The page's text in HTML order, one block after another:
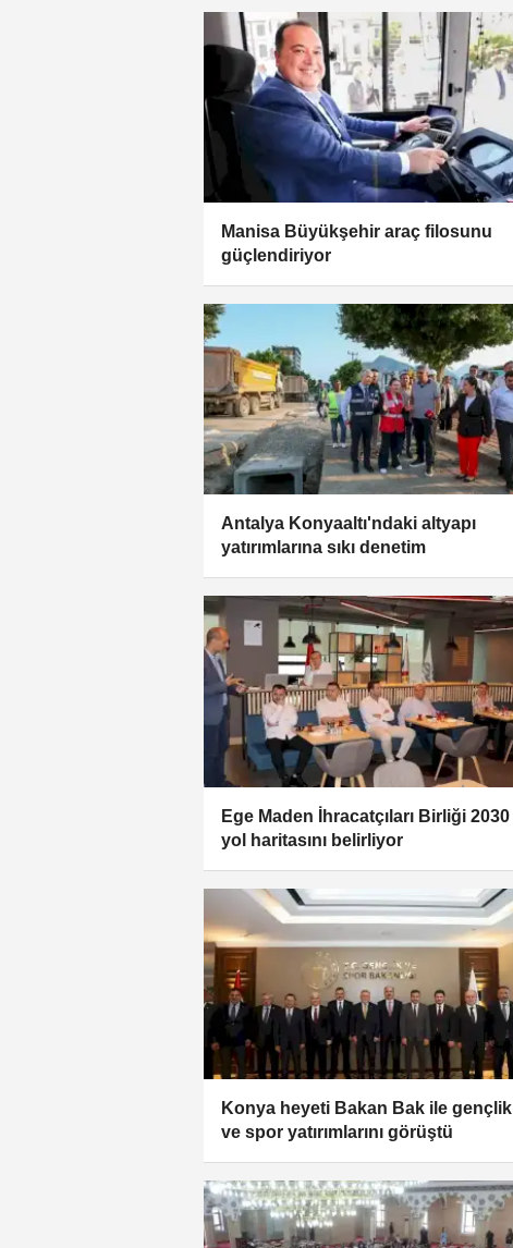
Manisa Büyükşehir araç filosunu
güçlendiriyor
Antalya Konyaaltı'ndaki altyapı
yatırımlarına sıkı denetim
Ege Maden İhracatçıları Birliği 2030
yol haritasını belirliyor
Konya heyeti Bakan Bak ile gençlik
ve spor yatırımlarını görüştü